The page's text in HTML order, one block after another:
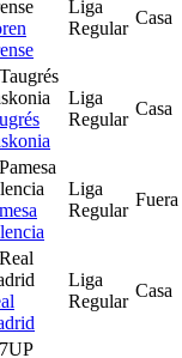
Liga
Regular
Casa
Liga
Regular
Casa
Liga
Regular
Fuera
Liga
Regular
Casa